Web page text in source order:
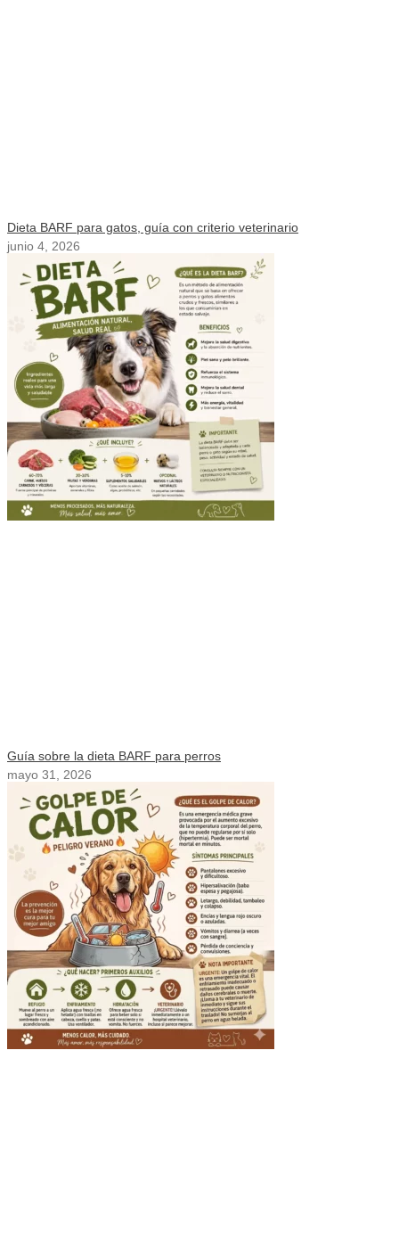
Dieta BARF para gatos, guía con criterio veterinario
junio 4, 2026
Guía sobre la dieta BARF para perros
mayo 31, 2026